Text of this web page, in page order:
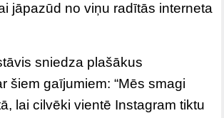
jāpazūd no viņu radītās interneta
sniedza plašākus
šiem gaījumiem: “Mēs smagi
lai cilvēki vientē Instagram tiktu